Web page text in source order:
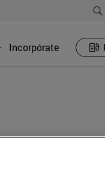
Incorpórate
información de